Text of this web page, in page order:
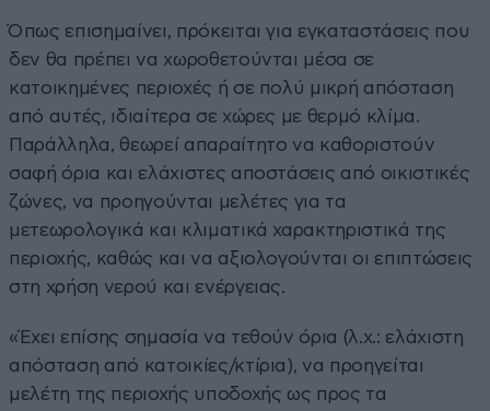
Όπως επισημαίνει, πρόκειται για εγκαταστάσεις που
δεν θα πρέπει να χωροθετούνται μέσα σε
κατοικημένες περιοχές ή σε πολύ μικρή απόσταση
από αυτές, ιδιαίτερα σε χώρες με θερμό κλίμα.
Παράλληλα, θεωρεί απαραίτητο να καθοριστούν
σαφή όρια και ελάχιστες αποστάσεις από οικιστικές
ζώνες, να προηγούνται μελέτες για τα
μετεωρολογικά και κλιματικά χαρακτηριστικά της
περιοχής, καθώς και να αξιολογούνται οι επιπτώσεις
στη χρήση νερού και ενέργειας.
«Έχει επίσης σημασία να τεθούν όρια (λ.χ.: ελάχιστη
απόσταση από κατοικίες/κτίρια), να προηγείται
μελέτη της περιοχής υποδοχής ως προς τα